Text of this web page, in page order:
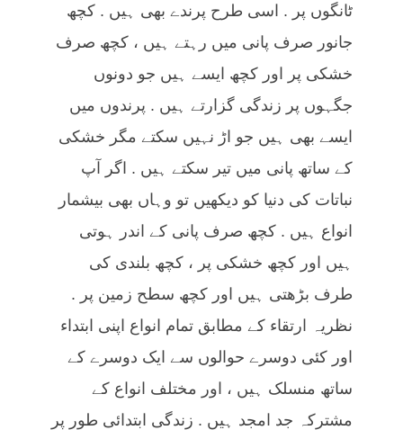
ٹانگوں پر . اسی طرح پرندے بھی ہیں . کچھ
جانور صرف پانی میں رہتے ہیں ، کچھ صرف
خشکی پر اور کچھ ایسے ہیں جو دونوں
جگہوں پر زندگی گزارتے ہیں . پرندوں میں
ایسے بھی ہیں جو اڑ نہیں سکتے مگر خشکی
کے ساتھ پانی میں تیر سکتے ہیں . اگر آپ
نباتات کی دنیا کو دیکھیں تو وہاں بھی بیشمار
انواع ہیں . کچھ صرف پانی کے اندر ہوتی
ہیں اور کچھ خشکی پر ، کچھ بلندی کی
طرف بڑھتی ہیں اور کچھ سطح زمین پر .
نظریہ ارتقاء کے مطابق تمام انواع اپنی ابتداء
اور کئی دوسرے حوالوں سے ایک دوسرے کے
ساتھ منسلک ہیں ، اور مختلف انواع کے
مشترکہ جد امجد ہیں . زندگی ابتدائی طور پر